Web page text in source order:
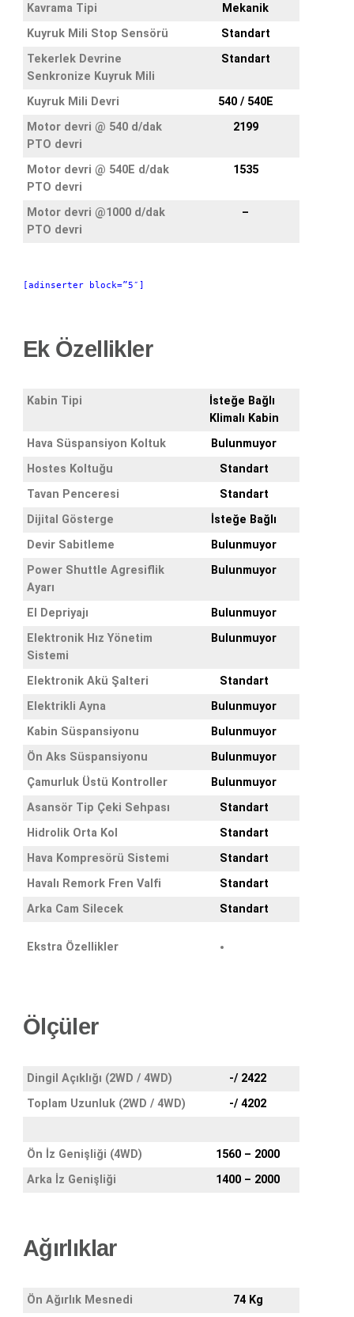
Kavrama Tipi
Mekanik
Kuyruk Mili Stop Sensörü
Standart
Tekerlek Devrine
Senkronize Kuyruk Mili
Standart
Kuyruk Mili Devri
540 / 540E
Motor devri @ 540 d/dak
PTO devri
2199
Motor devri @ 540E d/dak
PTO devri
1535
Motor devri @1000 d/dak
PTO devri
–
[adinserter block=”5″]
Ek Özellikler
Kabin Tipi
İsteğe Bağlı
Klimalı Kabin
Hava Süspansiyon Koltuk
Bulunmuyor
Hostes Koltuğu
Standart
Tavan Penceresi
Standart
Dijital Gösterge
İsteğe Bağlı
Devir Sabitleme
Bulunmuyor
Power Shuttle Agresiflik
Ayarı
Bulunmuyor
El Depriyajı
Bulunmuyor
Elektronik Hız Yönetim
Sistemi
Bulunmuyor
Elektronik Akü Şalteri
Standart
Elektrikli Ayna
Bulunmuyor
Kabin Süspansiyonu
Bulunmuyor
Ön Aks Süspansiyonu
Bulunmuyor
Çamurluk Üstü Kontroller
Bulunmuyor
Asansör Tip Çeki Sehpası
Standart
Hidrolik Orta Kol
Standart
Hava Kompresörü Sistemi
Standart
Havalı Remork Fren Valfi
Standart
Arka Cam Silecek
Standart
Ekstra Özellikler
Ölçüler
Dingil Açıklığı (2WD / 4WD)
-/ 2422
Toplam Uzunluk (2WD / 4WD)
-/ 4202
Ön İz Genişliği (4WD)
1560 – 2000
Arka İz Genişliği
1400 – 2000
Ağırlıklar
Ön Ağırlık Mesnedi
74 Kg